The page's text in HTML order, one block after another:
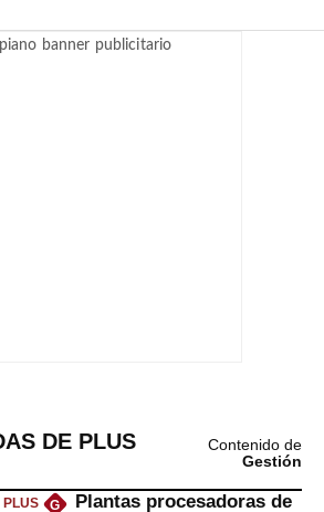
DE PLUS
Contenido de
Gestión
PLUS G Plantas procesadoras de